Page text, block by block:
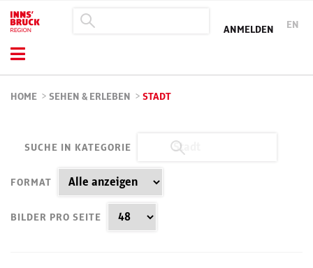
ANMELDEN EN
HOME > SEHEN & ERLEBEN > STADT
SUCHE IN KATEGORIE
FORMAT
BILDER PRO SEITE